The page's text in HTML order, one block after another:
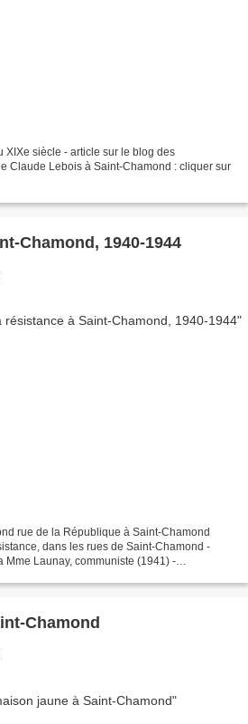
XIXe siècle - article sur le blog des
Claude Lebois à Saint-Chamond : cliquer sur
Chamond, 1940-1944
rue de la République à Saint-Chamond
dans les rues de Saint-Chamond -
Mme Launay, communiste (1941) -
Chamond